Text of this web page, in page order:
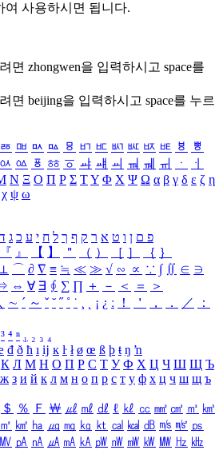
여 사용하시면 됩니다.
면 zhongwen을 입력하시고 space를
면 beijing을 입력하시고 space를 누르
ㅭ ㅮ ㅯ ㅰ ㅱ ㅲ ㅳ ㅴ ㅵ ㅶ ㅷ ㅸ
ㅹ
ㆂ ㆃ ㆄ ㆅ ㆆ ㆇ ㆈ ㆉ ㆊ ㆋ ㆌ ㆍ
ㆎ
Ν Ξ Ο Π Ρ Σ ΤΥ Φ Χ Ψ Ω α β γ δ ε ζ η
χ ψ ω
פ ם ן ו ט א ר ק ף ך ל ח י ע כ ג ד
『 』 【 】 ＂ （ ） ［ ］ ｛ ｝
⊥ ⌒ ∂ ∇ ≡ ≒ ≪ ≫ √ ∽ ∝ ∵ ∫ ∬ ∈ ∋
⇔ ∀ ∃ ∮ ∑ ∏ ＋ － ＜ ＝
＞
∼ ´ ～ ˇ ˘ ˝ ˚ ˙ ¸ ¡ ¿ ː ！ ＇ ， ． ／
：
³ ⁴ ⁿ ₁ ₂ ₃ ₄
đ ð ħ ı ĳ ĸ ŀ ł ø œ ß þ ŧ ŋ ŉ
К Л М Н О П Р С Т У Ф Х Ц Ч Ш Щ Ъ
ж з и й к л м н о п р с т у ф х ц ч ш щ ъ
＄ ％ Ｆ ￦ ㎕ ㎖ ㎗ ℓ ㎘ ㏄ ㎣ ㎤ ㎥ ㎦
㎡ ㎢ ㏊ ㎍ ㎎ ㎏ ㏏ ㎈ ㎉ ㏈ ㎧ ㎨ ㎰
㎹ ㎀ ㎁ ㎂ ㎃ ㎄ ㎺ ㎻ ㎽ ㎾ ㎿ ㎐ ㎑